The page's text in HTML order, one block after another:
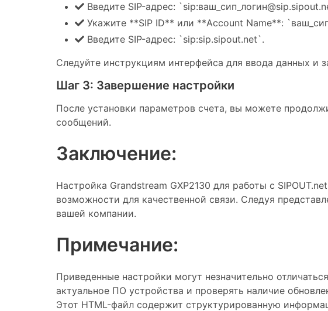
Введите SIP-адрес:
Укажите **SIP ID** или **Account Name**:
Введите SIP-адрес: `sip:sip.sipout.net`.
Следуйте инструкциям интерфейса для ввода данных и
Шаг 3: Завершение настройки
После установки параметров счета, вы можете
сообщений.
Заключение:
Настройка Grandstream GXP2130 для работы с
возможности для качественной связи. Следуя
вашей компании.
Примечание:
Приведенные настройки могут незначительно
актуальное ПО устройства и проверять наличие
Этот HTML-файл содержит структурированную